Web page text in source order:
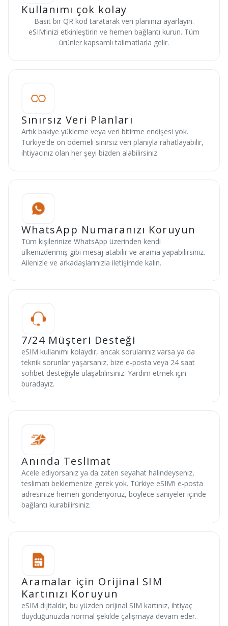
Kullanımı çok kolay
Basit bir QR kod taratarak veri planınızı ayarlayın.
eSIM’inizi etkinleştirin ve hemen bağlantı kurun. Tüm
ürünler kapsamlı talimatlarla gelir.
Sınırsız Veri Planları
Artık bakiye yükleme veya veri bitirme endişesi yok.
Türkiye’de ön ödemeli sınırsız veri planıyla rahatlayabilir,
ihtiyacınız olan her şeyi bizden alabilirsiniz.
WhatsApp Numaranızı Koruyun
Tüm kişilerinize WhatsApp üzerinden kendi
ülkenizdenmiş gibi mesaj atabilir ve arama yapabilirsiniz.
Ailenizle ve arkadaşlarınızla iletişimde kalın.
7/24 Müşteri Desteği
eSIM kullanımı kolaydır, ancak sorularınız varsa ya da
teknik sorunlar yaşarsanız, bize e-posta veya 24 saat
sohbet desteğiyle ulaşabilirsiniz. Yardım etmek için
buradayız.
Anında Teslimat
Acele ediyorsanız ya da zaten seyahat halindeyseniz,
teslimatı beklemenize gerek yok. Türkiye eSIM’i e-posta
adresinize hemen gönderiyoruz, böylece saniyeler içinde
bağlantı kurabilirsiniz.
Aramalar için Orijinal SIM
Kartınızı Koruyun
eSIM dijitaldir, bu yüzden orijinal SIM kartınız, ihtiyaç
duyduğunuzda normal şekilde çalışmaya devam eder.